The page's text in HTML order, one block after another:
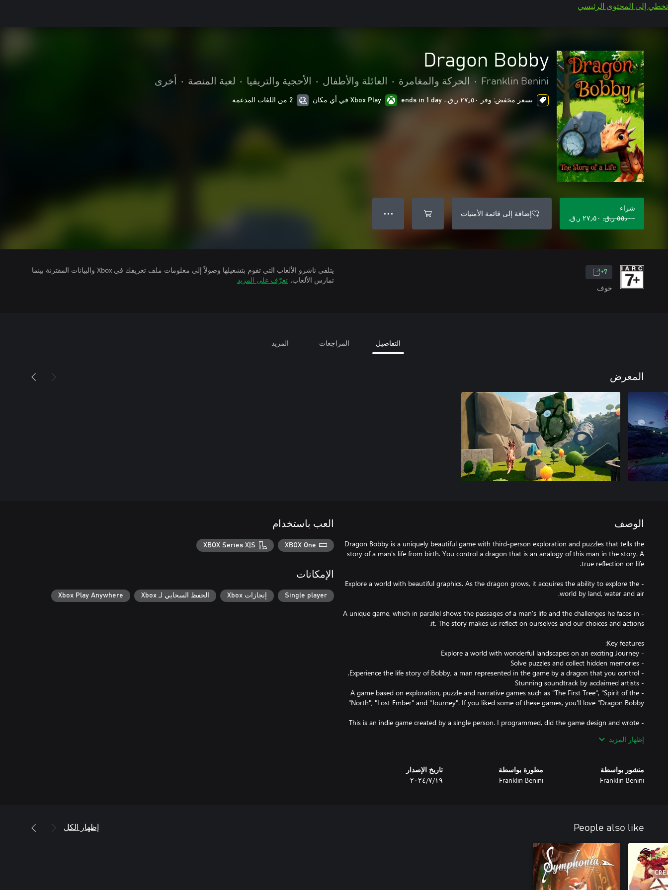
تخطي إلى المحتوى الرئيسي
Dragon Bobby
Franklin Benini
• الحركة والمغامرة • العائلة والأطفال • الأحجية والتريفيا • لعبة المنصة • أخرى
بسعر مخفض: وفر ٢٧٫٥٠ ر.ق.‏، ends in 1 day Xbox Play في أي مكان 2 من اللغات المدعمة
شراء
٥٥٫٠٠ ر.ق.‏
٢٧٫٥٠ ر.ق.‏
إضافة إلى قائمة الأمنيات ● ● ●
7+
خوف
يتلقى ناشرو الألعاب التي تقوم بتشغيلها وصولاً إلى معلومات ملف تعريفك في Xbox والبيانات المقترنة بينما
تمارس الألعاب. تعرّف على المزيد
التفاصيل المراجعات المزيد
المعرض
الوصف
Dragon Bobby is a uniquely beautiful game with third-person exploration and puzzles that tells the
story of a man's life from birth. You control a dragon that is an analogy of this man in the story. A
- Explore a world with beautiful graphics. As the dragon grows, it acquires the ability to explore the
- A unique game, which in parallel shows the passages of a man's life and the challenges he faces in
- A game based on exploration, puzzle and narrative games such as "The First Tree", "Spirit of the
- This is an indie game created by a single person. I programmed, did the game design and wrote
إظهار المزيد
منشور بواسطة
Franklin Benini
مطورة بواسطة
Franklin Benini
تاريخ الإصدار
١٩‏/٧‏/٢٠٢٤
العب باستخدام
XBOX One
XBOX Series X|S
الإمكانات
Single player إنجازات Xbox الحفظ السحابي لـ Xbox Xbox Play Anywhere
People also like إظهار الكل